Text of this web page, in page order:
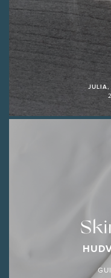
JULIA,